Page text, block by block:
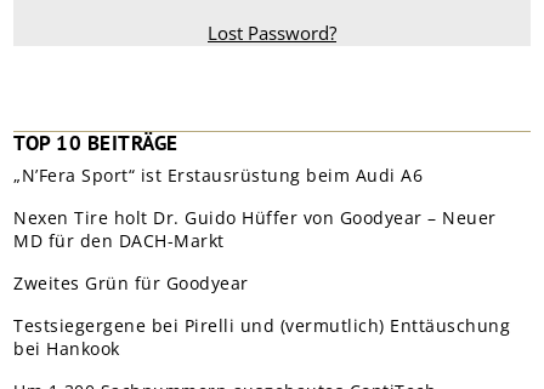
Lost Password?
TOP 10 BEITRÄGE
„N’Fera Sport“ ist Erstausrüstung beim Audi A6
Nexen Tire holt Dr. Guido Hüffer von Goodyear – Neuer
MD für den DACH-Markt
Zweites Grün für Goodyear
Testsiegergene bei Pirelli und (vermutlich) Enttäuschung
bei Hankook